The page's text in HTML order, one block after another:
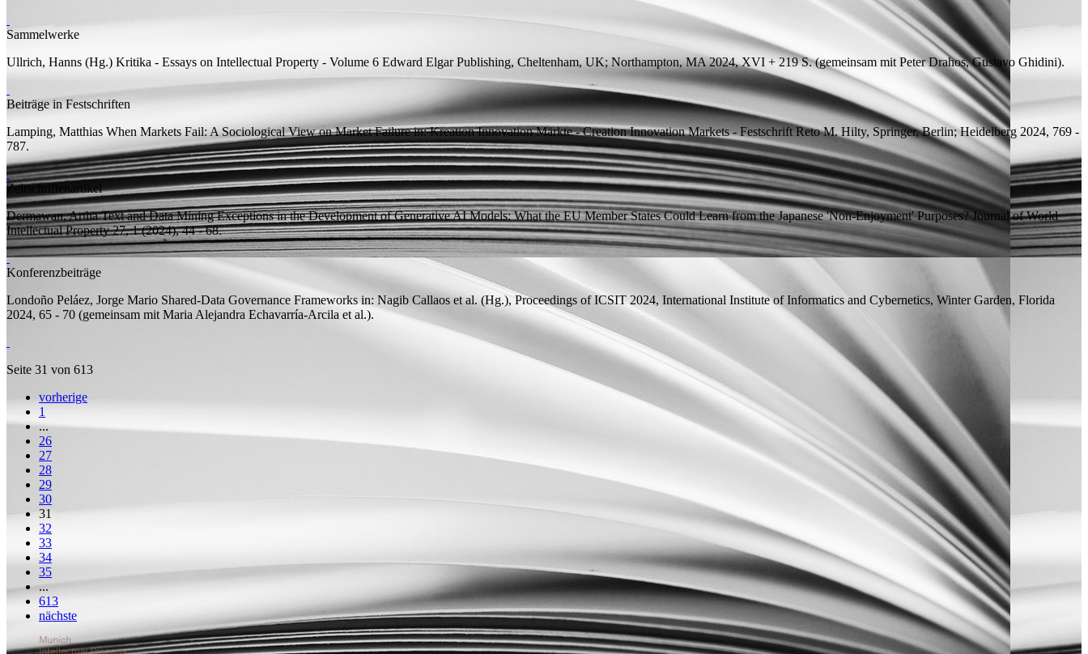
Sammelwerke
Ullrich, Hanns (Hg.) Kritika - Essays on Intellectual Property - Volume 6 Edward Elgar Publishing, Cheltenham, UK; Northampton, MA 2024, XVI + 219S.(gemeinsam mit Peter Drahos, Gustavo Ghidini).
Beiträge in Festschriften
Lamping, Matthias When Markets Fail: A Sociological View on Market Failurein: Kreation Innovation Märkte - Creation Innovation Markets - Festschrift Reto M. Hilty, Springer, Berlin; Heidelberg 2024, 769 -
787.
Zeitschriftenartikel
Dermawan, Artha Text and Data Mining Exceptions in the Development of Generative AI Models: What the EU Member States Could Learn from the Japanese 'Non-Enjoyment' Purposes?Journal of World
Intellectual Property 27, 1 (2024), 44 - 68.
Konferenzbeiträge
Londoño Peláez, Jorge Mario Shared-Data Governance Frameworks in: Nagib Callaos et al. (Hg.), Proceedings of ICSIT 2024, International Institute of Informatics and Cybernetics, Winter Garden, Florida
2024, 65 - 70 (gemeinsam mit Maria Alejandra Echavarría-Arcila et al.).
Seite 31 von 613
vorherige
1
...
26
27
28
29
30
31
32
33
34
35
...
613
nächste